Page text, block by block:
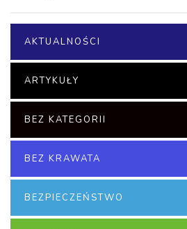
AKTUALNOŚCI
ARTYKUŁY
BEZ KATEGORII
BEZ KRAWATA
BEZPIECZEŃSTWO